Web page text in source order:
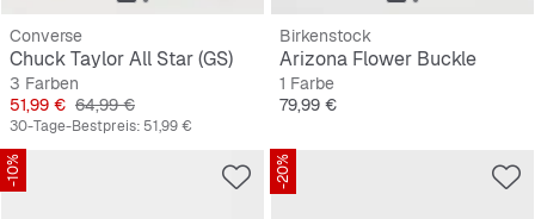
Converse
Chuck Taylor All Star (GS)
3 Farben
Preis
51,99 € Originalpreis
64,99 €
30-Tage-Bestpreis: 51,99 €
Birkenstock
Arizona Flower Buckle
1 Farbe
Preis
79,99 €
-10% -20%